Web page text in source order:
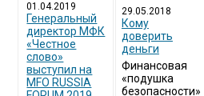
01.04.2019
Генеральный
директор МФК
«Честное
слово»
выступил на
MFO RUSSIA
29.05.2018
Кому
доверить
деньги
Финансовая
«подушка
безопасности»